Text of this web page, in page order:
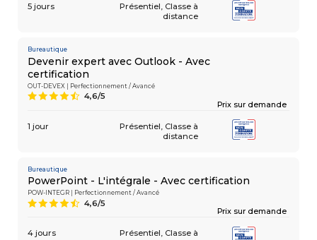
5 jours Présentiel Classe à
distance
Bureautique
Devenir expert avec Outlook - Avec
certification
OUT-DEVEX | Perfectionnement / Avancé
Prix sur demande
9 4,6/5
1 jour Présentiel Classe à
distance
Bureautique
PowerPoint - L'intégrale - Avec certification
POW-INTEGR | Perfectionnement / Avancé
Prix sur demande
9 4,6/5
4 jours Présentiel Classe à